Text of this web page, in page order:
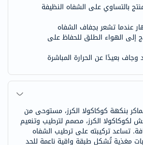
بالتساوي على الشفاه النظيفة
عندما تشعر بجفاف الشفاه
إلى الهواء الطلق للحفاظ على
بعيدًا عن الحرارة المباشرة
بنكهة كوكاكولا الكرز، مستوحى من
لكوكاكولا الكرز، مصمم لترطيب وتنعيم
تساعد تركيبته على ترطيب الشفاه
مغذية تُشكل طبقة واقية ناعمة للحد